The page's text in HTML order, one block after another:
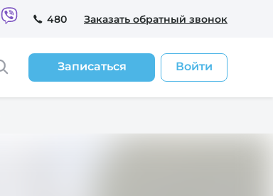
480 Заказать обратный звонок
Записаться Войти